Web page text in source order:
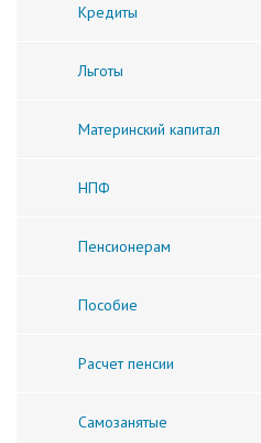
Кредиты
Льготы
Материнский капитал
НПФ
Пенсионерам
Пособие
Расчет пенсии
Самозанятые